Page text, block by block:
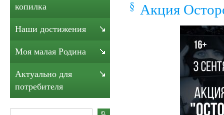
Акция
копилка
Наши достижения
Моя малая Родина
Актуально для
потребителя